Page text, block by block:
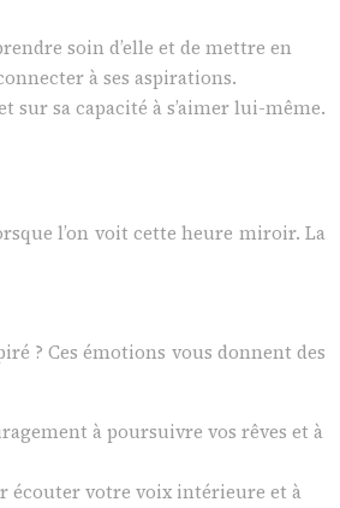
soin d’elle et de mettre en
à ses aspirations.
sur sa capacité à s’aimer lui-même.
l’on voit cette heure miroir. La
? Ces émotions vous donnent des
à poursuivre vos rêves et à
écouter votre voix intérieure et à